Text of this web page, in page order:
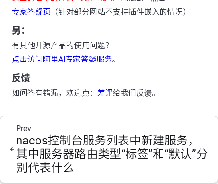
专家答疑页 （针对部分网站不支持插件嵌入的情况）
另：
有其他开源产品的使用问题？
点击访问阿里AI专家答疑服务。
反馈
如问答有错漏，欢迎点： 差评给我们反馈。
Prev
nacos控制台服务列表中新建服务，
其中服务器路由类型“标签”和“默认”分
别代表什么